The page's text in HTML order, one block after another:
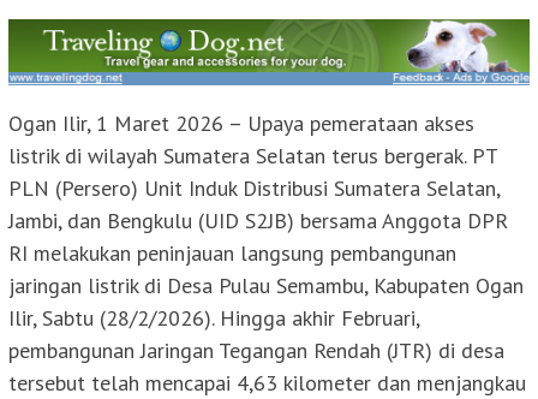
Ogan Ilir, 1 Maret 2026 – Upaya pemerataan akses
listrik di wilayah Sumatera Selatan terus bergerak. PT
PLN (Persero) Unit Induk Distribusi Sumatera Selatan,
Jambi, dan Bengkulu (UID S2JB) bersama Anggota DPR
RI melakukan peninjauan langsung pembangunan
jaringan listrik di Desa Pulau Semambu, Kabupaten Ogan
Ilir, Sabtu (28/2/2026). Hingga akhir Februari,
pembangunan Jaringan Tegangan Rendah (JTR) di desa
tersebut telah mencapai 4,63 kilometer dan menjangkau